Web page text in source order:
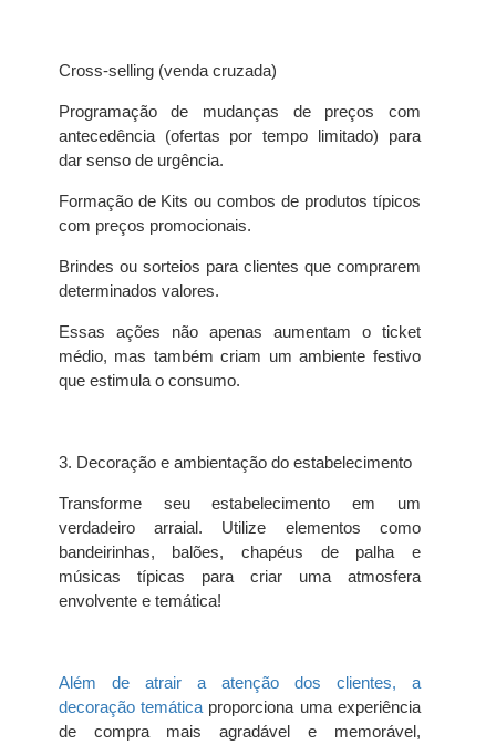
Cross-selling (venda cruzada)
Programação de mudanças de preços com
antecedência (ofertas por tempo limitado) para
dar senso de urgência.
Formação de Kits ou combos de produtos típicos
com preços promocionais.
Brindes ou sorteios para clientes que comprarem
determinados valores.
Essas ações não apenas aumentam o ticket
médio, mas também criam um ambiente festivo
que estimula o consumo.
3. Decoração e ambientação do estabelecimento
Transforme seu estabelecimento em um
verdadeiro arraial. Utilize elementos como
bandeirinhas, balões, chapéus de palha e
músicas típicas para criar uma atmosfera
envolvente e temática!
Além de atrair a atenção dos clientes, a
decoração temática proporciona uma experiência
de compra mais agradável e memorável,